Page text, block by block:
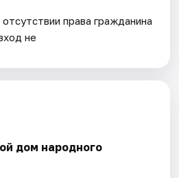
права гражданина
не
дом народного